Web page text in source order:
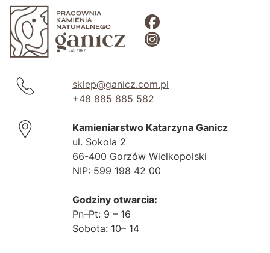
sklep@ganicz.com.pl
+48 885 885 582
Kamieniarstwo Katarzyna Ganicz
ul. Sokola 2
66-400 Gorzów Wielkopolski
NIP: 599 198 42 00
Godziny otwarcia:
Pn–Pt: 9 – 16
Sobota: 10– 14